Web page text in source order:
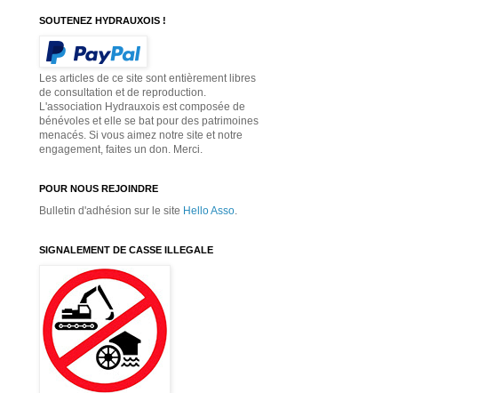
SOUTENEZ HYDRAUXOIS !
Les articles de ce site sont entièrement libres
de consultation et de reproduction.
L'association Hydrauxois est composée de
bénévoles et elle se bat pour des patrimoines
menacés. Si vous aimez notre site et notre
engagement, faites un don. Merci.
POUR NOUS REJOINDRE
Bulletin d'adhésion sur le site Hello Asso.
SIGNALEMENT DE CASSE ILLEGALE